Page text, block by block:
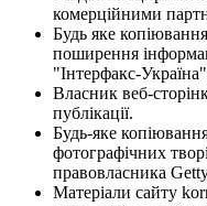
комерційними
Будь яке
поширення
"Інтерфакс-
Власник веб-
публікації.
Будь-яке
фотографічних
правовласника
Матеріали сайту